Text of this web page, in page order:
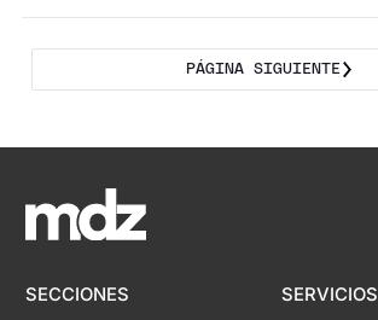
PÁGINA SIGUIENTE
SECCIONES SERVICIOS